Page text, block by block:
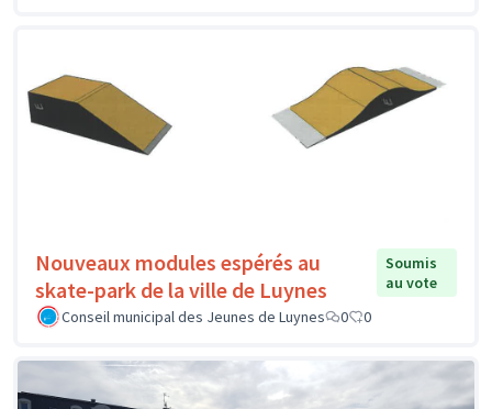
Nouveaux modules espérés au
skate-park de la ville de Luynes
Soumis
au vote
Conseil municipal des Jeunes de Luynes
0 0